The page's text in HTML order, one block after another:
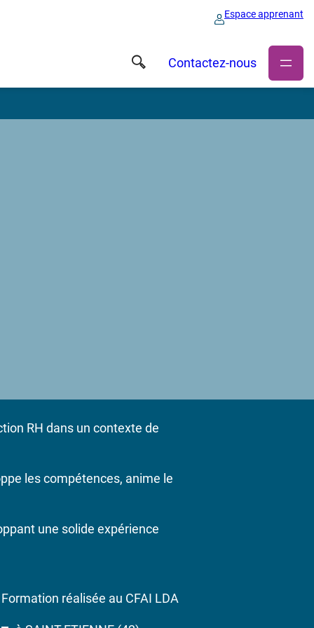
Espace apprenant
Contactez-nous
RH dans un contexte de
les compétences, anime le
une solide expérience
Formation réalisée au CFAI LDA